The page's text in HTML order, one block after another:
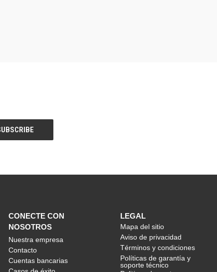
CONECTE CON
NOSOTROS
Nuestra empresa
Contacto
Cuentas bancarias
LEGAL
Mapa del sitio
Aviso de privacidad
Términos y condiciones
Políticas de garantía y
soporte técnico